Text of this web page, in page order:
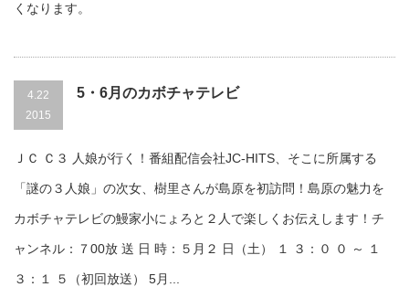
くなります。
4.22
2015
5・6月のカボチャテレビ
ＪＣ Ｃ３ 人娘が行く！番組配信会社JC-HITS、そこに所属する
「謎の３人娘」の次女、樹里さんが島原を初訪問！島原の魅力を
カボチャテレビの鰻家小にょろと２人で楽しくお伝えします！チ
ャンネル：７00放 送 日 時：５月２ 日（土） １ ３：０ ０ ～ １
３：１ ５（初回放送） 5月...